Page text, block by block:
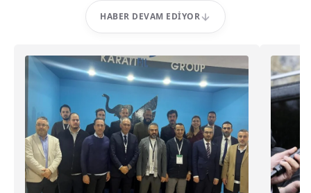
HABER DEVAM EDIYOR